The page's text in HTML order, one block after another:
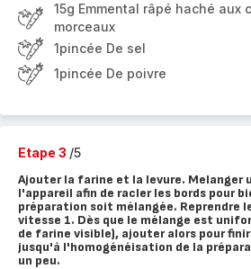
15g Emmental râpé haché aux
morceaux
1pincée De sel
1pincée De poivre
Etape 3 /5
Ajouter la farine et la levure. Melanger
l'appareil afin de racler les bords pour
préparation soit mélangée. Reprendre
vitesse 1. Dès que le mélange est
de farine visible), ajouter alors pour
jusqu'à l'homogénéisation de la
un peu.